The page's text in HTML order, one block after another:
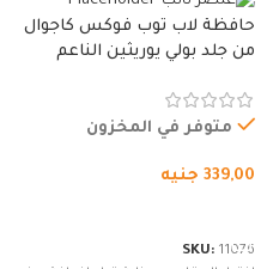
حافظة لاب توب فوكس كاجوال
من جلد بولي يوريثين الناعم
وسوستة.
متوفر في المخزون
339,00 جنيه
SKU: 11076